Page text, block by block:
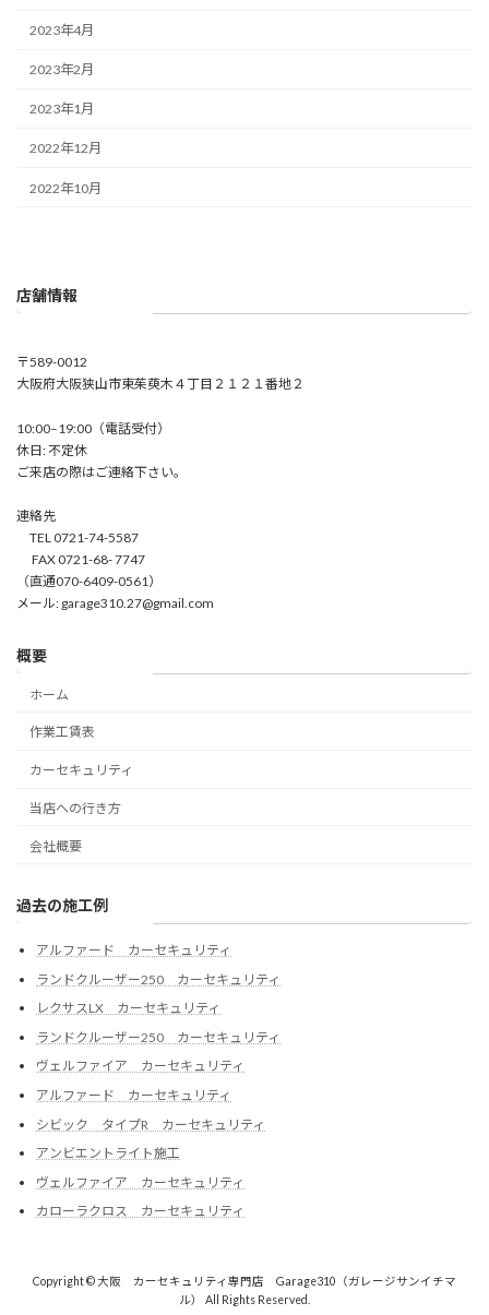
2023年4月
2023年2月
2023年1月
2022年12月
2022年10月
店舗情報
〒589-0012
大阪府大阪狭山市東茱萸木４丁目２１２１番地２
10:00–19:00（電話受付）
休日: 不定休
ご来店の際はご連絡下さい。
連絡先
TEL 0721-74-5587
FAX 0721-68- 7747
（直通070-6409-0561）
メール: garage310.27@gmail.com
概要
ホーム
作業工賃表
カーセキュリティ
当店への行き方
会社概要
過去の施工例
アルファード カーセキュリティ
ランドクルーザー250 カーセキュリティ
レクサスLX カーセキュリティ
ランドクルーザー250 カーセキュリティ
ヴェルファイア カーセキュリティ
アルファード カーセキュリティ
シビック タイプR カーセキュリティ
アンビエントライト施工
ヴェルファイア カーセキュリティ
カローラクロス カーセキュリティ
Copyright © 大阪 カーセキュリティ専門店 Garage310（ガレージサンイチマ
ル） All Rights Reserved.